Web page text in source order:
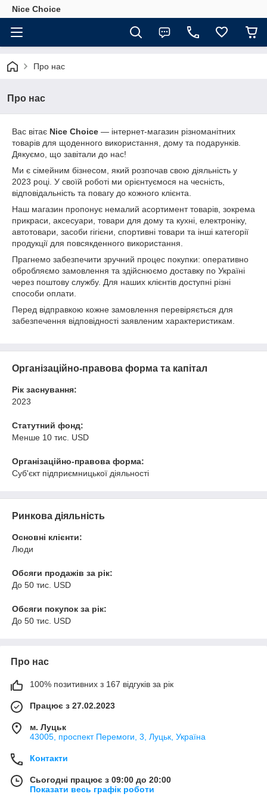
Nice Choice
Про нас
Про нас
Вас вітає Nice Choice — інтернет-магазин різноманітних
товарів для щоденного використання, дому та подарунків.
Дякуємо, що завітали до нас!
Ми є сімейним бізнесом, який розпочав свою діяльність у
2023 році. У своїй роботі ми орієнтуємося на чесність,
відповідальність та повагу до кожного клієнта.
Наш магазин пропонує немалий асортимент товарів, зокрема
прикраси, аксесуари, товари для дому та кухні, електроніку,
автотовари, засоби гігієни, спортивні товари та інші категорії
продукції для повсякденного використання.
Прагнемо забезпечити зручний процес покупки: оперативно
обробляємо замовлення та здійснюємо доставку по Україні
через поштову службу. Для наших клієнтів доступні різні
способи оплати.
Перед відправкою кожне замовлення перевіряється для
забезпечення відповідності заявленим характеристикам.
Організаційно-правова форма та капітал
Рік заснування:
2023
Статутний фонд:
Менше 10 тис. USD
Організаційно-правова форма:
Суб'єкт підприємницької діяльності
Ринкова діяльність
Основні клієнти:
Люди
Обсяги продажів за рік:
До 50 тис. USD
Обсяги покупок за рік:
До 50 тис. USD
Про нас
100% позитивних з 167 відгуків за рік
Працює з 27.02.2023
м. Луцьк
43005, проспект Перемоги, 3, Луцьк, Україна
Контакти
Сьогодні працює з 09:00 до 20:00
Показати весь графік роботи